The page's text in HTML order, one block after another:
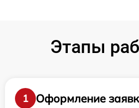
Этапы
1
Оформление